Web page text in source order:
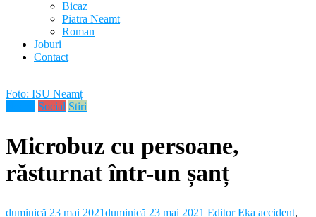
Bicaz
Piatra Neamt
Roman
Joburi
Contact
Foto: ISU Neamț
Social Stiri
Microbuz cu persoane,
răsturnat într-un șanț
duminică 23 mai 2021duminică 23 mai 2021 Editor Eka accident,